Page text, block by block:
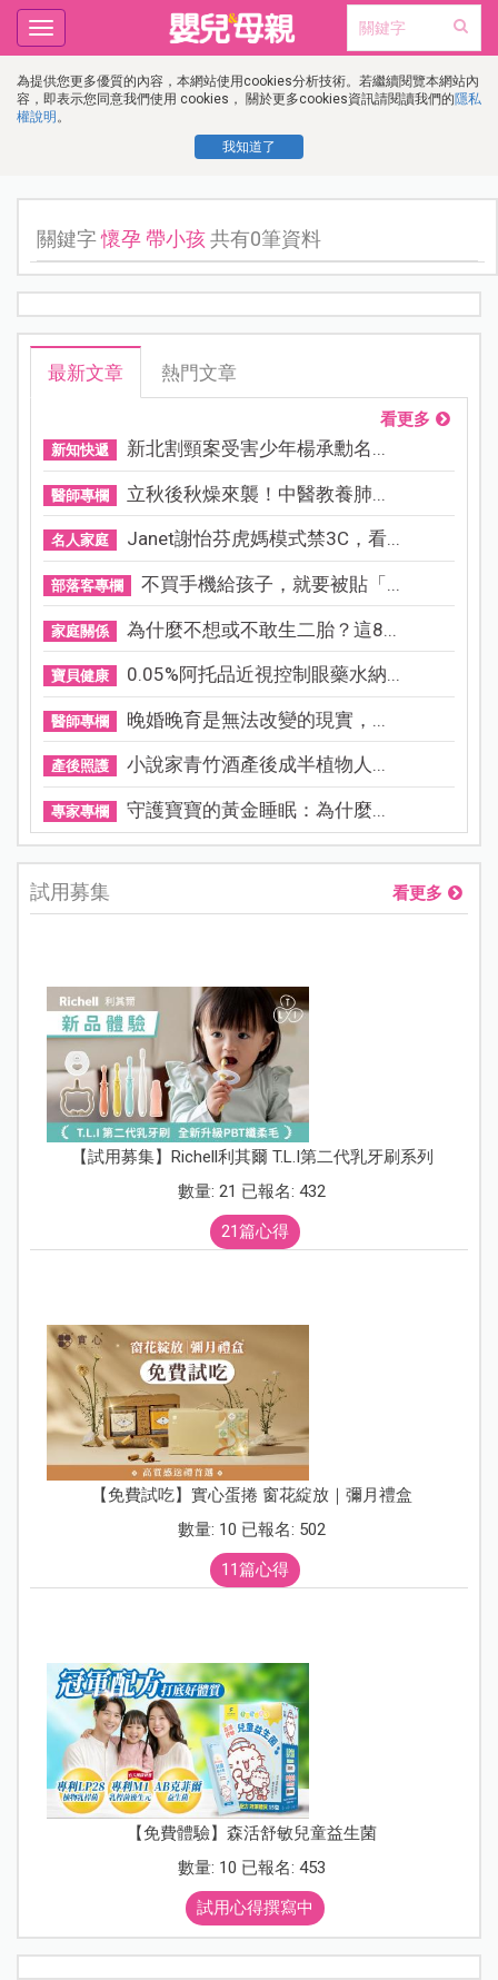
為提供您更多優質的內容，本網站使用cookies分析技術。若繼續閱覽本網站內
容，即表示您同意我們使用 cookies， 關於更多cookies資訊請閱讀我們的隱私
權說明 。
我知道了
Toggle
navigation
關鍵字懷孕 帶小孩共有0筆資料
最新文章 熱門文章
看更多
新知快遞 新北割頸案受害少年楊承勳名...
醫師專欄 立秋後秋燥來襲！中醫教養肺...
名人家庭 Janet謝怡芬虎媽模式禁3C，看...
部落客專欄 不買手機給孩子，就要被貼「...
家庭關係 為什麼不想或不敢生二胎？這8...
寶貝健康 0.05%阿托品近視控制眼藥水納...
醫師專欄 晚婚晚育是無法改變的現實，...
產後照護 小說家青竹酒產後成半植物人...
專家專欄 守護寶寶的黃金睡眠：為什麼...
試用募集 看更多
【試用募集】Richell利其爾 T.L.I第二代乳牙刷系列
數量: 21 已報名: 432
21篇心得
【免費試吃】實心蛋捲 窗花綻放｜彌月禮盒
數量: 10 已報名: 502
11篇心得
【免費體驗】森活舒敏兒童益生菌
數量: 10 已報名: 453
試用心得撰寫中